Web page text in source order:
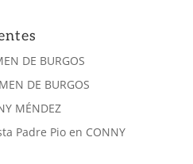
DE BURGOS
DE BURGOS
MÉNDEZ
Padre Pioen CONNY